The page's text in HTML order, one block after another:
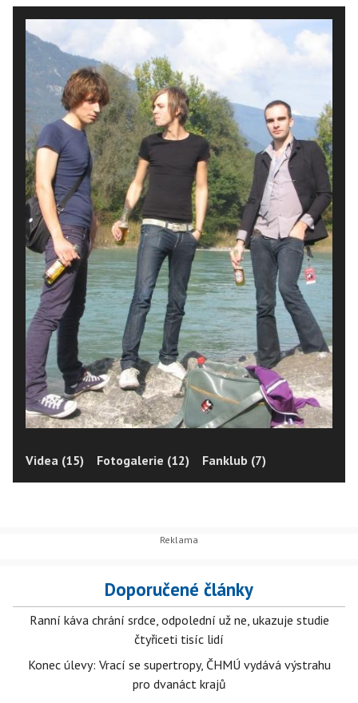
Videa (15) Fotogalerie (12) Fanklub (7)
Doporučené články
Ranní káva chrání srdce, odpolední už ne, ukazuje studie
čtyřiceti tisíc lidí
Konec úlevy: Vrací se supertropy, ČHMÚ vydává výstrahu
pro dvanáct krajů